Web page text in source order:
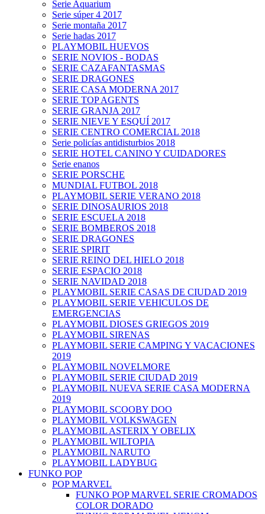
Serie Aquarium
Serie súper 4 2017
Serie montaña 2017
Serie hadas 2017
PLAYMOBIL HUEVOS
SERIE NOVIOS - BODAS
SERIE CAZAFANTASMAS
SERIE DRAGONES
SERIE CASA MODERNA 2017
SERIE TOP AGENTS
SERIE GRANJA 2017
SERIE NIEVE Y ESQUÍ 2017
SERIE CENTRO COMERCIAL 2018
Serie policías antidisturbios 2018
SERIE HOTEL CANINO Y CUIDADORES
Serie enanos
SERIE PORSCHE
MUNDIAL FUTBOL 2018
PLAYMOBIL SERIE VERANO 2018
SERIE DINOSAURIOS 2018
SERIE ESCUELA 2018
SERIE BOMBEROS 2018
SERIE DRAGONES
SERIE SPIRIT
SERIE REINO DEL HIELO 2018
SERIE ESPACIO 2018
SERIE NAVIDAD 2018
PLAYMOBIL SERIE CASAS DE CIUDAD 2019
PLAYMOBIL SERIE VEHICULOS DE
EMERGENCIAS
PLAYMOBIL DIOSES GRIEGOS 2019
PLAYMOBIL SIRENAS
PLAYMOBIL SERIE CAMPING Y VACACIONES
2019
PLAYMOBIL NOVELMORE
PLAYMOBIL SERIE CIUDAD 2019
PLAYMOBIL NUEVA SERIE CASA MODERNA
2019
PLAYMOBIL SCOOBY DOO
PLAYMOBIL VOLKSWAGEN
PLAYMOBIL ASTERIX Y OBELIX
PLAYMOBIL WILTOPIA
PLAYMOBIL NARUTO
PLAYMOBIL LADYBUG
FUNKO POP
POP MARVEL
FUNKO POP MARVEL SERIE CROMADOS
COLOR DORADO